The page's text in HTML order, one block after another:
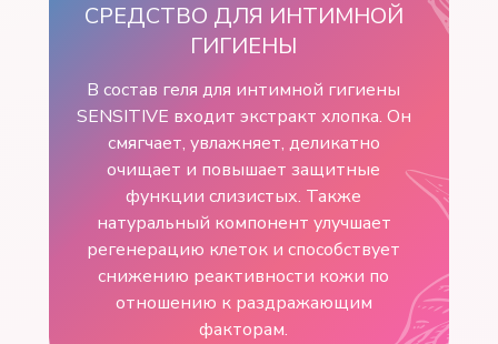
СРЕДСТВО ДЛЯ ИНТИМНОЙ
ГИГИЕНЫ
В состав геля для интимной гигиены
SENSITIVE входит экстракт хлопка. Он
смягчает, увлажняет, деликатно
очищает и повышает защитные
функции слизистых. Также
натуральный компонент улучшает
регенерацию клеток и способствует
снижению реактивности кожи по
отношению к раздражающим
факторам.